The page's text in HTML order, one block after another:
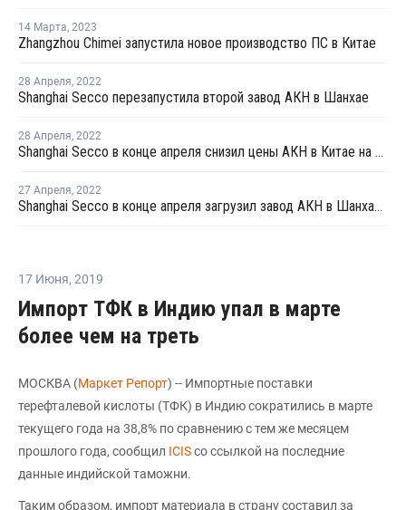
14 Марта, 2023
Zhangzhou Chimei запустила новое производство ПС в Китае
28 Апреля, 2022
Shanghai Secco перезапустила второй завод АКН в Шанхае
28 Апреля, 2022
Shanghai Secco в конце апреля снизил цены АКН в Китае на CNY100 за тонну
27 Апреля, 2022
Shanghai Secco в конце апреля загрузил завод АКН в Шанхае на уровне 50%
17 Июня, 2019
Импорт ТФК в Индию упал в марте
более чем на треть
МОСКВА (Маркет Репорт) -- Импортные поставки
терефталевой кислоты (ТФК) в Индию сократились в марте
текущего года на 38,8% по сравнению с тем же месяцем
прошлого года, сообщил ICISсо ссылкой на последние
данные индийской таможни.
Таким образом, импорт материала в страну составил за